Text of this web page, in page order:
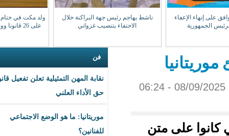
ناشط يهاجم رئيس جهة البراكنة خلال
الاحتفاء بتنصيب غزواني
ولد مكت في ختام دورة البرلمان: صادقنا
على 26 قانونا ووجهنا 28 سؤالا للوزراء
نقابة المهن التمثيلية تعلن تفعيل قانون
حق الأداء العلني
موريتانيا: ما هو الوضع الاجتماعي
للفنانين؟
متن